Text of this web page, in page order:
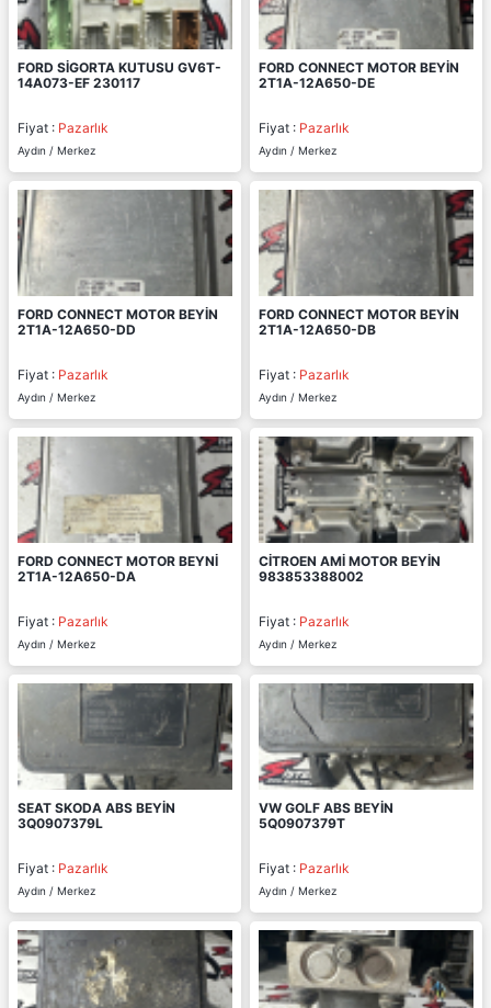
FORD SİGORTA KUTUSU GV6T-
14A073-EF 230117
Fiyat : Pazarlık
Aydın / Merkez
FORD CONNECT MOTOR BEYİN
2T1A-12A650-DE
Fiyat : Pazarlık
Aydın / Merkez
FORD CONNECT MOTOR BEYİN
2T1A-12A650-DD
Fiyat : Pazarlık
Aydın / Merkez
FORD CONNECT MOTOR BEYİN
2T1A-12A650-DB
Fiyat : Pazarlık
Aydın / Merkez
FORD CONNECT MOTOR BEYNİ
2T1A-12A650-DA
Fiyat : Pazarlık
Aydın / Merkez
CİTROEN AMİ MOTOR BEYİN
983853388002
Fiyat : Pazarlık
Aydın / Merkez
SEAT SKODA ABS BEYİN
3Q0907379L
Fiyat : Pazarlık
Aydın / Merkez
VW GOLF ABS BEYİN
5Q0907379T
Fiyat : Pazarlık
Aydın / Merkez